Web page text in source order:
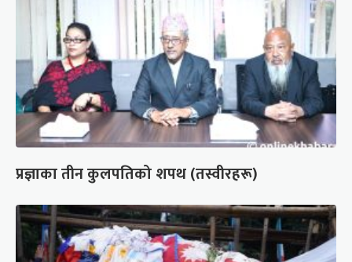
प्रज्ञाका तीन कुलपतिको शपथ (तस्वीरहरू)